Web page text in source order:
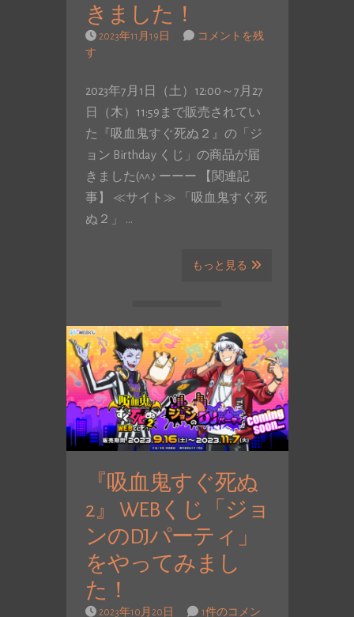
きました！
2023年11月19日
コメントを残
す
2023年7月1日（土）12:00～7月27
日（木）11:59まで販売されてい
た『吸血鬼すぐ死ぬ２』の「ジ
ョン Birthday くじ」の商品が届
きました(^^♪ ーーー 【関連記
事】 ≪サイト≫ 「吸血鬼すぐ死
ぬ２」 …
もっと見る
『吸血鬼すぐ死ぬ
2』 WEBくじ「ジョ
ンのDJパーティ」
をやってみまし
た！
2023年10月20日
1件のコメン